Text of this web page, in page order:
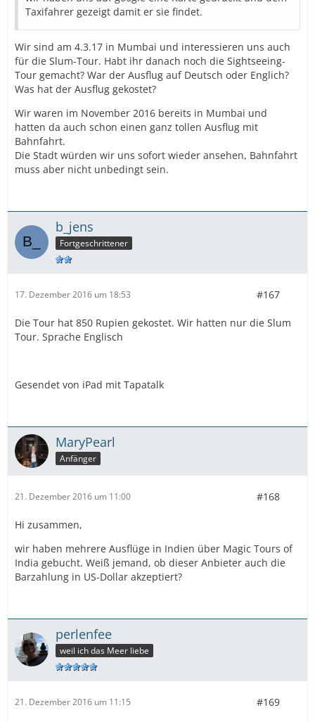
Taxifahrer gezeigt damit er sie findet.
Wir sind am 4.3.17 in Mumbai und interessieren uns auch
für die Slum-Tour. Habt ihr danach noch die Sightseeing-
Tour gemacht? War der Ausflug auf Deutsch oder Englich?
Was hat der Ausflug gekostet?
Wir waren im November 2016 bereits in Mumbai und
hatten da auch schon einen ganz tollen Ausflug mit
Bahnfahrt.
Die Stadt würden wir uns sofort wieder ansehen, Bahnfahrt
muss aber nicht unbedingt sein.
b_jens
Fortgeschrittener
17. Dezember 2016 um 18:53 #167
Die Tour hat 850 Rupien gekostet. Wir hatten nur die Slum
Tour. Sprache Englisch
Gesendet von iPad mit Tapatalk
MaryPearl
Anfänger
21. Dezember 2016 um 11:00 #168
Hi zusammen,
wir haben mehrere Ausflüge in Indien über Magic Tours of
India gebucht. Weiß jemand, ob dieser Anbieter auch die
Barzahlung in US-Dollar akzeptiert?
perlenfee
weil ich das Meer liebe
21. Dezember 2016 um 11:15 #169